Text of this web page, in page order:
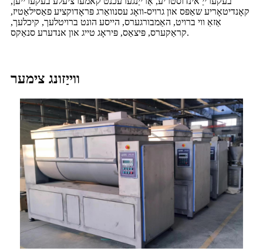
קאָנדיטאָריע שאַפּס און גרויס-וואָג עסנוואַרג פּראָדוקציע פאַסילאַטיז,
אַזאַ ווי ברויט, האַמבורגערס, הייסע הונט ברויטלעך, קיכלעך,
קראַקערס, פּיצאַס, פּיראָג טייג און אנדערע סנאַקס.
ווייַזונג צימער